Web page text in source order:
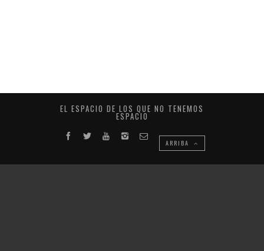
EL ESPACIO DE LOS QUE NO TENEMOS
ESPACIO
ARRIBA